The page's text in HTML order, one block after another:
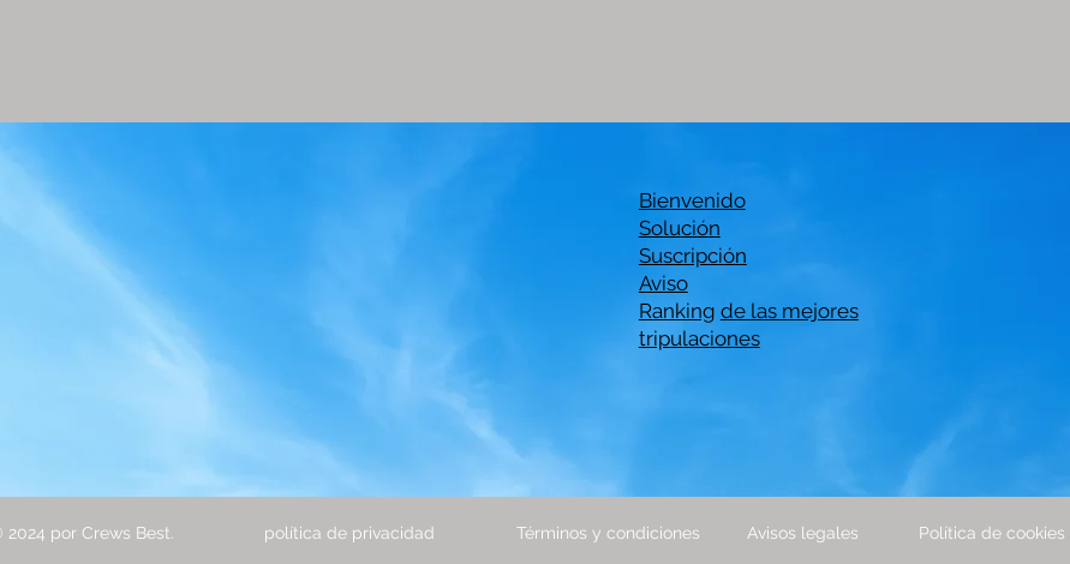
Bienvenido
Solución
Suscripción
Aviso
Ranking de las mejores
tripulaciones
2024 por Crews Best. política de privacidad Términos y condiciones Avisos legales Política de cookies